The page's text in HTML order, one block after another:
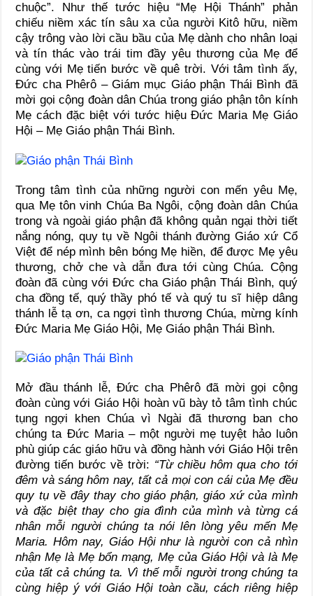
chuộc”. Như thế tước hiệu “Mẹ Hội Thánh” phản
chiếu niềm xác tín sâu xa của người Kitô hữu, niềm
cậy trông vào lời cầu bầu của Mẹ dành cho nhân loại
và tín thác vào trái tim đầy yêu thương của Mẹ để
cùng với Mẹ tiến bước về quê trời. Với tâm tình ấy,
Đức cha Phêrô – Giám mục Giáo phận Thái Bình đã
mời gọi cộng đoàn dân Chúa trong giáo phận tôn kính
Mẹ cách đặc biệt với tước hiệu Đức Maria Mẹ Giáo
Hội – Mẹ Giáo phận Thái Bình.
Trong tâm tình của những người con mến yêu Mẹ,
qua Mẹ tôn vinh Chúa Ba Ngôi, cộng đoàn dân Chúa
trong và ngoài giáo phận đã không quản ngại thời tiết
nắng nóng, quy tụ về Ngôi thánh đường Giáo xứ Cổ
Việt để nép mình bên bóng Mẹ hiền, để được Mẹ yêu
thương, chở che và dẫn đưa tới cùng Chúa. Cộng
đoàn đã cùng với Đức cha Giáo phận Thái Bình, quý
cha đồng tế, quý thầy phó tế và quý tu sĩ hiệp dâng
thánh lễ tạ ơn, ca ngợi tình thương Chúa, mừng kính
Đức Maria Mẹ Giáo Hội, Mẹ Giáo phận Thái Bình.
Mở đầu thánh lễ, Đức cha Phêrô đã mời gọi cộng
đoàn cùng với Giáo Hội hoàn vũ bày tỏ tâm tình chúc
tụng ngợi khen Chúa vì Ngài đã thương ban cho
chúng ta Đức Maria – một người mẹ tuyệt hảo luôn
phù giúp các giáo hữu và đồng hành với Giáo Hội trên
đường tiến bước về trời: “Từ chiều hôm qua cho tới
đêm và sáng hôm nay, tất cả mọi con cái của Mẹ đều
quy tụ về đây thay cho giáo phận, giáo xứ của mình
và đặc biệt thay cho gia đình của mình và từng cá
nhân mỗi người chúng ta nói lên lòng yêu mến Mẹ
Maria. Hôm nay, Giáo Hội như là người con cả nhìn
nhận Mẹ là Mẹ bổn mạng, Mẹ của Giáo Hội và là Mẹ
của tất cả chúng ta. Vì thế mỗi người trong chúng ta
cùng hiệp ý với Giáo Hội toàn cầu, cách riêng hiệp